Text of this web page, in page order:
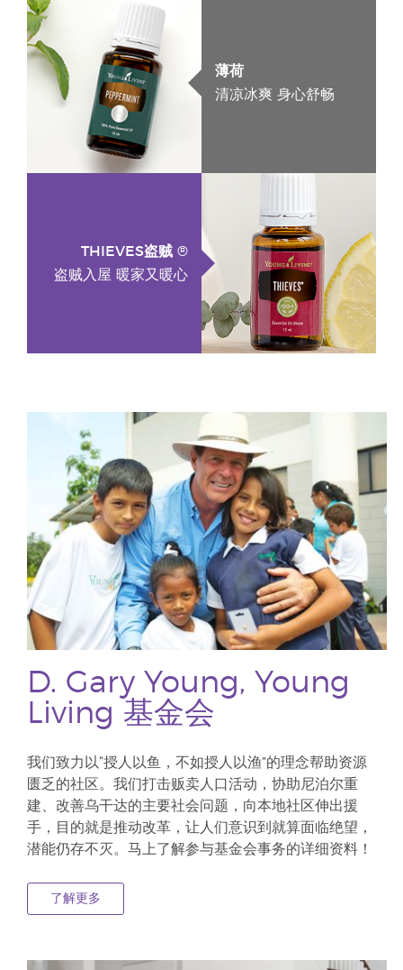
薄荷
清凉冰爽 身心舒畅
THIEVES盗贼 ®
盗贼入屋 暖家又暖心
D. Gary Young, Young
Living 基金会
我们致力以“授人以鱼，不如授人以渔”的理念帮助资源
匮乏的社区。我们打击贩卖人口活动，协助尼泊尔重
建、改善乌干达的主要社会问题，向本地社区伸出援
手，目的就是推动改革，让人们意识到就算面临绝望，
潜能仍存不灭。马上了解参与基金会事务的详细资料！
了解更多